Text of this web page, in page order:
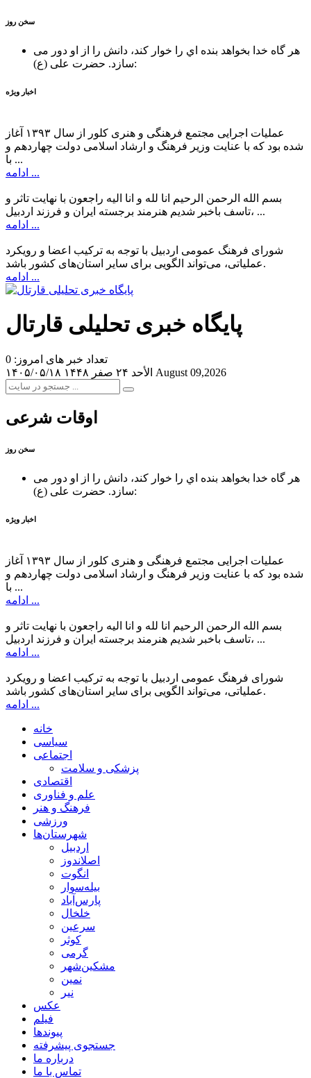
سخن روز
هر گاه خدا بخواهد بنده اي را خوار كند، دانش را از او دور می
سازد.حضرت علی (ع):
اخبار ویژه
عملیات اجرایی مجتمع فرهنگی و هنری کلور از سال ۱۳۹۳ آغاز
شده بود که با عنایت وزیر فرهنگ و ارشاد اسلامی دولت چهاردهم و
با ...
ادامه ...
بسم الله الرحمن الرحیم انا لله و انا الیه راجعون با نهایت تاثر و
تاسف باخبر شدیم هنرمند برجسته ایران و فرزند اردبیل، ...
ادامه ...
شورای فرهنگ عمومی اردبیل با توجه به ترکیب اعضا و رویکرد
عملیاتی، می‌تواند الگویی برای سایر استان‌های کشور باشد.
ادامه ...
پایگاه خبری تحلیلی قارتال
تعداد خبر های امروز: 0
۱۴۰۵/۰۵/۱۸
الأحد ۲۴ صفر ۱۴۴۸ August 09,2026
اوقات شرعی
سخن روز
هر گاه خدا بخواهد بنده اي را خوار كند، دانش را از او دور می
سازد.حضرت علی (ع):
اخبار ویژه
عملیات اجرایی مجتمع فرهنگی و هنری کلور از سال ۱۳۹۳ آغاز
شده بود که با عنایت وزیر فرهنگ و ارشاد اسلامی دولت چهاردهم و
با ...
ادامه ...
بسم الله الرحمن الرحیم انا لله و انا الیه راجعون با نهایت تاثر و
تاسف باخبر شدیم هنرمند برجسته ایران و فرزند اردبیل، ...
ادامه ...
شورای فرهنگ عمومی اردبیل با توجه به ترکیب اعضا و رویکرد
عملیاتی، می‌تواند الگویی برای سایر استان‌های کشور باشد.
ادامه ...
خانه
سیاسی
اجتماعی
پزشکی و سلامت
اقتصادی
علم و فناوری
فرهنگ و هنر
ورزشی
شهرستان‌ها
اردبیل
اصلاندوز
انگوت
بیله‌سوار
پارس‌آباد
خلخال
سرعین
کوثر
گرمی
مشکین‌شهر
نمین
نیر
عکس
فیلم
پیوندها
جستجوی پیشرفته
درباره ما
تماس با ما